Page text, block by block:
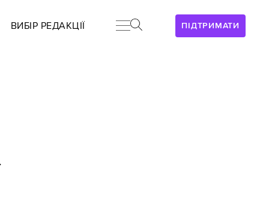
ПІДТРИМАТИ
ВИБІР РЕДАКЦІЇ